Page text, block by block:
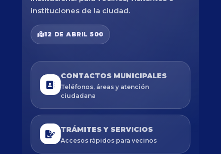
instituciones de la ciudad.
12 DE ABRIL 500
CONTACTOS MUNICIPALES
Teléfonos, áreas y atención
ciudadana
TRÁMITES Y SERVICIOS
Accesos rápidos para vecinos